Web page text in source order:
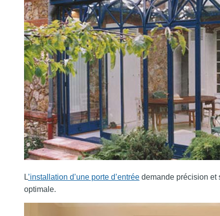
L’installation d’une porte d’entrée demande précision et
optimale.